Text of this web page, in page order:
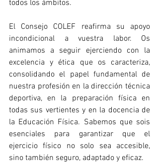
todos los ámbitos.
El Consejo COLEF reafirma su apoyo
incondicional a vuestra labor. Os
animamos a seguir ejerciendo con la
excelencia y ética que os caracteriza,
consolidando el papel fundamental de
nuestra profesión en la dirección técnica
deportiva, en la preparación física en
todas sus vertientes y en la docencia de
la Educación Física. Sabemos que sois
esenciales para garantizar que el
ejercicio físico no solo sea accesible,
sino también seguro, adaptado y eficaz.